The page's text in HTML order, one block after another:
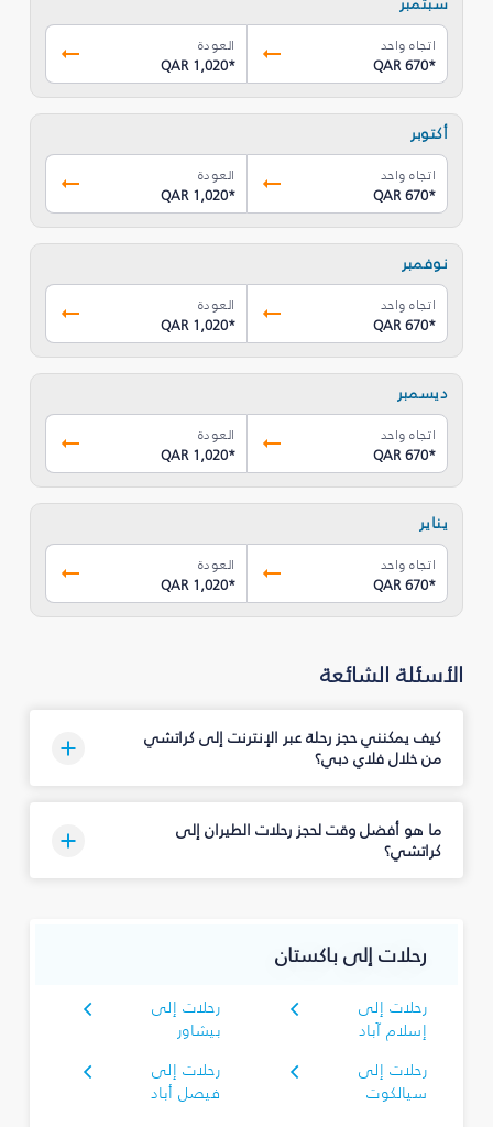
اتجاه واحد
QAR 670*
العودة
QAR 1,020*
أكتوبر
اتجاه واحد
QAR 670*
العودة
QAR 1,020*
نوفمبر
اتجاه واحد
QAR 670*
العودة
QAR 1,020*
ديسمبر
اتجاه واحد
QAR 670*
العودة
QAR 1,020*
يناير
اتجاه واحد
QAR 670*
العودة
QAR 1,020*
الأسئلة الشائعة
كيف يمكنني حجز رحلة عبر الإنترنت إلى كراتشي
من خلال فلاي دبي؟
ما هو أفضل وقت لحجز رحلات الطيران إلى
كراتشي؟
رحلات إلى باكستان
رحلات إلى
إسلام آباد
رحلات إلى
بيشاور
رحلات إلى
سيالكوت
رحلات إلى
فيصل أباد